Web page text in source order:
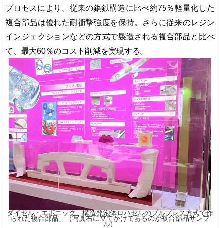
プロセスにより、従来の鋼鉄構造に比べ約75％軽量化した
複合部品は優れた耐衝撃強度を保持。さらに従来のレジン
インジェクションなどの方式で製造される複合部品と比べ
て、最大60％のコスト削減を実現する。
ダイセル・エボニック「構造発泡体ロハセルのプルプレス方式で作
られた複合部品」（写真右に立てかけてあるのが複合部品サンプ
ル）